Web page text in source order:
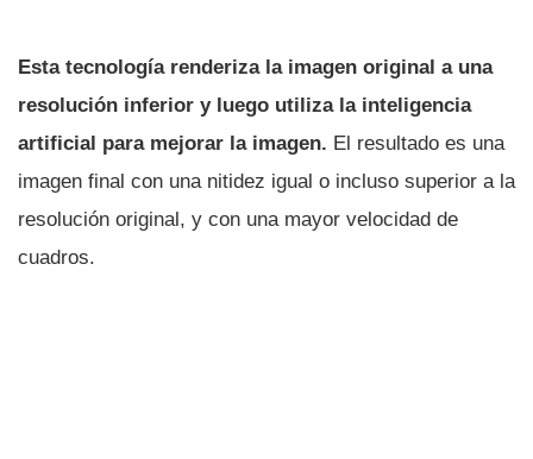
Esta tecnología renderiza la imagen original a una
resolución inferior y luego utiliza la inteligencia
artificial para mejorar la imagen. El resultado es una
imagen final con una nitidez igual o incluso superior a la
resolución original, y con una mayor velocidad de
cuadros.